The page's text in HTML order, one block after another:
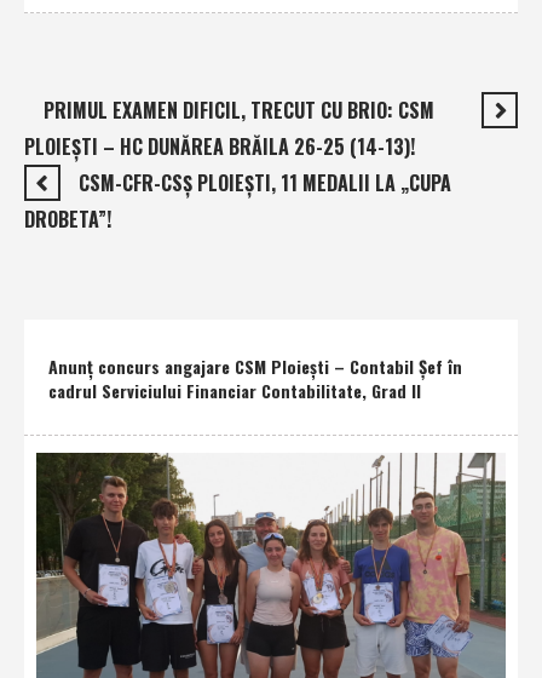
PRIMUL EXAMEN DIFICIL, TRECUT CU BRIO: CSM
PLOIEŞTI – HC DUNĂREA BRĂILA 26-25 (14-13)!
CSM-CFR-CSŞ PLOIEŞTI, 11 MEDALII LA „CUPA
DROBETA”!
Anunţ concurs angajare CSM Ploieşti – Contabil Şef în
cadrul Serviciului Financiar Contabilitate, Grad II